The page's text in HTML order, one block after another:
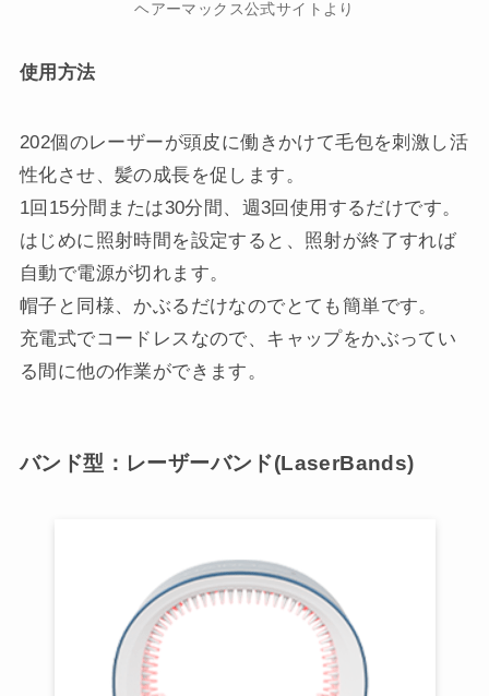
ヘアーマックス公式サイトより
使用方法
202個のレーザーが頭皮に働きかけて毛包を刺激し活
性化させ、髪の成長を促します。
1回15分間または30分間、週3回使用するだけです。
はじめに照射時間を設定すると、照射が終了すれば
自動で電源が切れます。
帽子と同様、かぶるだけなのでとても簡単です。
充電式でコードレスなので、キャップをかぶってい
る間に他の作業ができます。
バンド型：レーザーバンド(LaserBands)